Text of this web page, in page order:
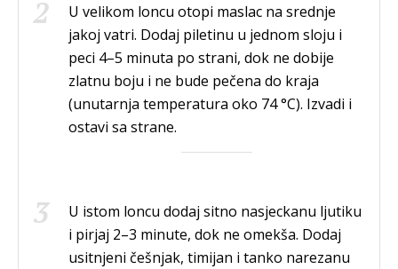
U velikom loncu otopi maslac na srednje
jakoj vatri. Dodaj piletinu u jednom sloju i
peci 4–5 minuta po strani, dok ne dobije
zlatnu boju i ne bude pečena do kraja
(unutarnja temperatura oko 74 °C). Izvadi i
ostavi sa strane.
U istom loncu dodaj sitno nasjeckanu ljutiku
i pirjaj 2–3 minute, dok ne omekša. Dodaj
usitnjeni češnjak, timijan i tanko narezanu